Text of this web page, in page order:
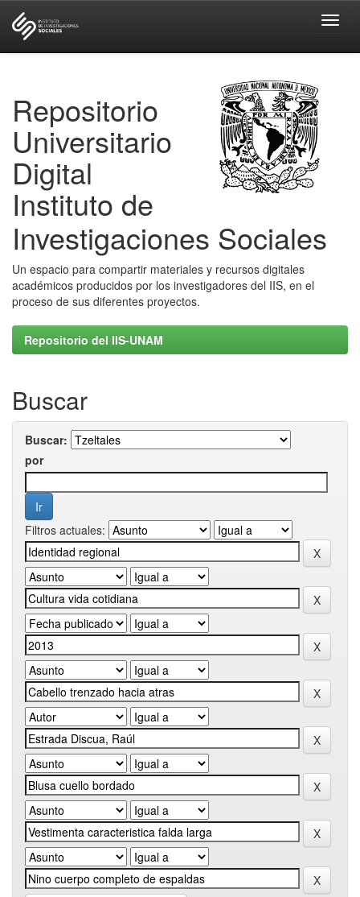
Repositorio
Universitario
Digital
Instituto de
Investigaciones Sociales
Un espacio para compartir materiales y recursos digitales
académicos producidos por los investigadores del IIS, en el
proceso de sus diferentes proyectos.
Repositorio del IIS-UNAM
Buscar
Buscar:
por
Filtros actuales: